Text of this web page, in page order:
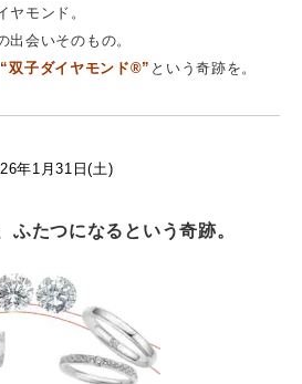
ヤモンド。
出会いそのもの。
“双子ダイヤモンド®” という奇跡を。
年1月31日(土)
ふたつになるという奇跡。